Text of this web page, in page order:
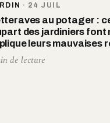
· 24 JUIL
au potager :
des jardiniers font
leurs mauvaises
de lecture